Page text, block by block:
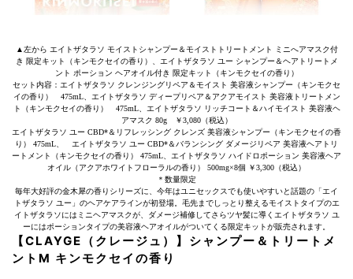
▲左から エイトザタラソ モイストシャンプー＆モイストトリートメント ミニへアマスク付
き 限定キット（キンモクセイの香り）、エイトザタラソ ユー シャンプー＆ヘアトリートメ
ント ポーション ヘアオイル付き 限定キット（キンモクセイの香り）
セット内容：エイトザタラソ クレンジングリペア＆モイスト 美容液シャンプー（キンモクセ
イの香り） 475mL、エイトザタラソ ディープリペア＆アクアモイスト 美容液トリートメン
ト（キンモクセイの香り） 475mL、エイトザタラソ リッチコート＆ハイモイスト 美容液ヘ
アマスク 80g ￥3,080（税込）
エイトザタラソ ユー CBD*＆リフレッシング クレンズ 美容液シャンプー（キンモクセイの香
り） 475mL、 エイトザタラソ ユー CBD*＆バランシング ダメージリペア 美容液ヘアトリ
ートメント（キンモクセイの香り） 475mL、エイトザタラソ ハイドロポーション 美容液ヘア
オイル（アクアホワイトフローラルの香り） 500mg×8個 ￥3,300（税込）
＊数量限定
毎年大好評の金木犀の香りシリーズに、今年はユニセックスでも使いやすいと話題の「エイ
トザタラソ ユー」のヘアケアラインが初登場。毛先までしっとり整えるモイストタイプのエ
イトザタラソにはミニヘアマスクが、ダメージ補修してさらツヤ髪に導くエイトザタラソ ユ
ーにはポーションタイプの美容液ヘアオイルがついてくる限定キットが販売されます。
【CLAYGE（クレージュ）】シャンプー＆トリートメ
ントM キンモクセイの香り